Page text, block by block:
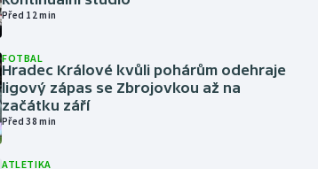
Před 12 min
FOTBAL
Hradec Králové kvůli pohárům odehraje
ligový zápas se Zbrojovkou až na
začátku září
Před 38 min
ATLETIKA